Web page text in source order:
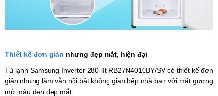
Thiết kế đơn giản nhưng đẹp mắt, hiện đại
Tủ lạnh Samsung Inverter 280 lít RB27N4010BY/SV có thiết kế đơn
giản nhưng làm vẫn nổi bật không gian bếp nhà bạn với mặt gương
mờ màu đen đẹp mắt.